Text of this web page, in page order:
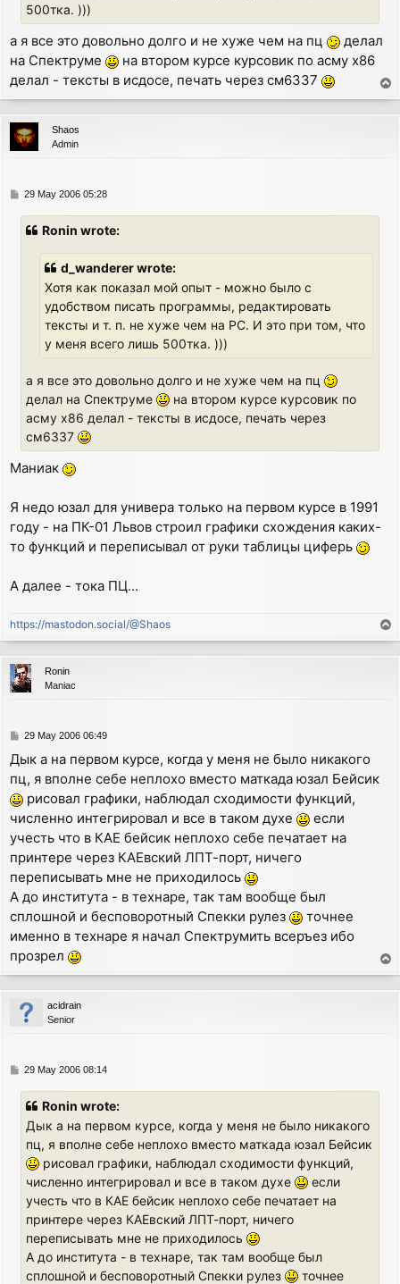
500тка. )))
а я все это довольно долго и не хуже чем на пц
делал
на Спектруме
на втором курсе курсовик по асму х86
делал - тексты в исдосе, печать через см6337
o
p
Shaos
Admin
P29 May 2006 05:28
Ronin wrote:
d_wanderer wrote:
Хотя как показал мой опыт - можно было с
удобством писать программы, редактировать
тексты и т. п. не хуже чем на PC. И это при том, что
у меня всего лишь 500тка. )))
а я все это довольно долго и не хуже чем на пц
делал на Спектруме
на втором курсе курсовик по
асму х86 делал - тексты в исдосе, печать через
см6337
Маниак
Я недо юзал для универа только на первом курсе в 1991
году - на ПК-01 Львов строил графики схождения каких-
то функций и переписывал от руки таблицы циферь
А далее - тока ПЦ...
https://mastodon.social/@Shaos
o
p
Ronin
Maniac
P
s
t
29 May 2006 06:49
Дык а на первом курсе, когда у меня не было никакого
пц, я вполне себе неплохо вместо маткада юзал Бейсик
рисовал графики, наблюдал сходимости функций,
численно интегрировал и все в таком духе
если
учесть что в КАЕ бейсик неплохо себе печатает на
принтере через КАЕвский ЛПТ-порт, ничего
переписывать мне не приходилось
А до института - в технаре, так там вообще был
сплошной и бесповоротный Спекки рулез
точнее
именно в технаре я начал Спектрумить всеръез ибо
прозрел
o
p
acidrain
Senior
P29 May 2006 08:14
Ronin wrote:
Дык а на первом курсе, когда у меня не было никакого
пц, я вполне себе неплохо вместо маткада юзал Бейсик
рисовал графики, наблюдал сходимости функций,
численно интегрировал и все в таком духе
если
учесть что в КАЕ бейсик неплохо себе печатает на
принтере через КАЕвский ЛПТ-порт, ничего
переписывать мне не приходилось
А до института - в технаре, так там вообще был
сплошной и бесповоротный Спекки рулез
точнее